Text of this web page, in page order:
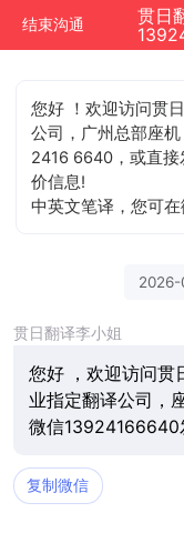
结束沟通
您好 ！欢迎访问贯
公司，广州总部座
2416 6640，或直
价信息!
中英文笔译，您可
2026-
贯日翻译李小姐
您好 ，欢迎访问贯
业指定翻译公司，
微信13924166640
复制微信